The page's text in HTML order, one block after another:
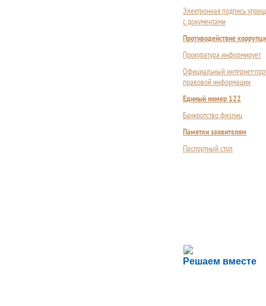
Электронная подпись
с документами
Противодействие
Прокуратура информирует
Официальный интернет-
правовой информации
Единый номер 122
Банкротство физлиц
Памятки заявителям
Паспортный стол
Решаем вместе
Сложности с
Сообщите об этом